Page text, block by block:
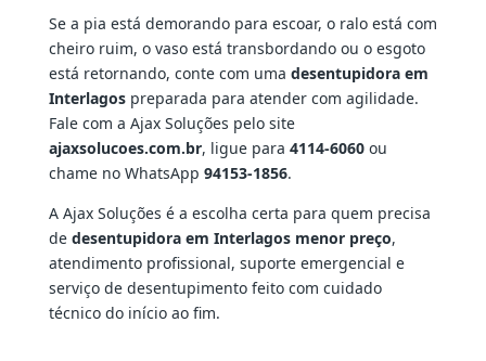
Se a pia está demorando para escoar, o ralo está com
cheiro ruim, o vaso está transbordando ou o esgoto
está retornando, conte com uma desentupidora em
Interlagospreparada para atender com agilidade.
Fale com a Ajax Soluções pelo site
ajaxsolucoes.com.br, ligue para 4114-6060ou
chame no WhatsApp 94153-1856.
A Ajax Soluções é a escolha certa para quem precisa
de desentupidora em Interlagos menor preço,
atendimento profissional, suporte emergencial e
serviço de desentupimento feito com cuidado
técnico do início ao fim.